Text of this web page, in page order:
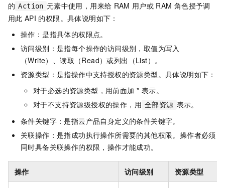
的 Action 元素中使用，用来给 RAM 用户或 RAM 角色授予调
用此 API 的权限。具体说明如下：
操作：是指具体的权限点。
访问级别：是指每个操作的访问级别，取值为写入
（Write）、读取（Read）或列出（List）。
资源类型：是指操作中支持授权的资源类型。具体说明如下：
对于必选的资源类型，用前面加 * 表示。
对于不支持资源级授权的操作，用 全部资源 表示。
条件关键字：是指云产品自身定义的条件关键字。
关联操作：是指成功执行操作所需要的其他权限。操作者必须
同时具备关联操作的权限，操作才能成功。
操作 访问级别 资源类型